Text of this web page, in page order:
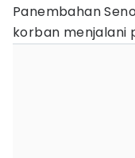
Panembahan
korban menjalani